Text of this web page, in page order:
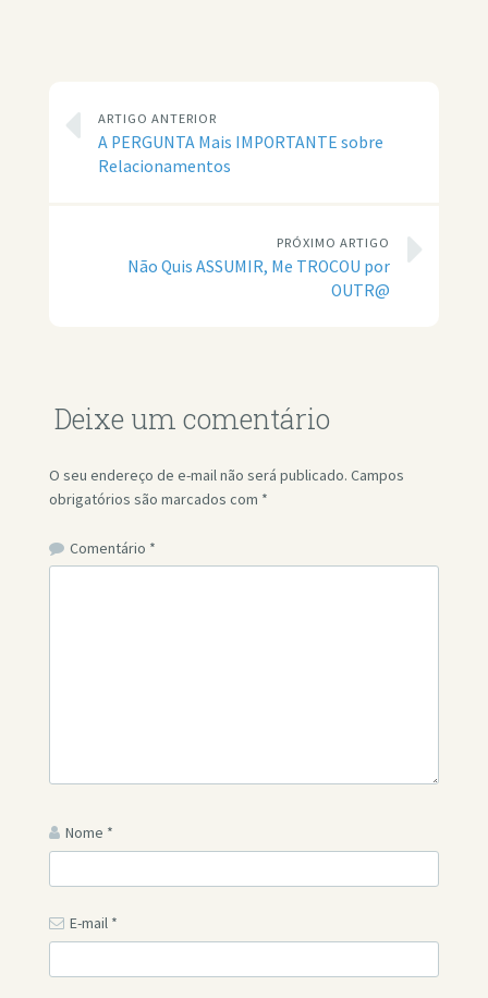
ARTIGO ANTERIOR
A PERGUNTA Mais IMPORTANTE sobre
Relacionamentos
PRÓXIMO ARTIGO
Não Quis ASSUMIR, Me TROCOU por
OUTR@
Deixe um comentário
O seu endereço de e-mail não será publicado. Campos
obrigatórios são marcados com *
Comentário *
Nome *
E-mail *